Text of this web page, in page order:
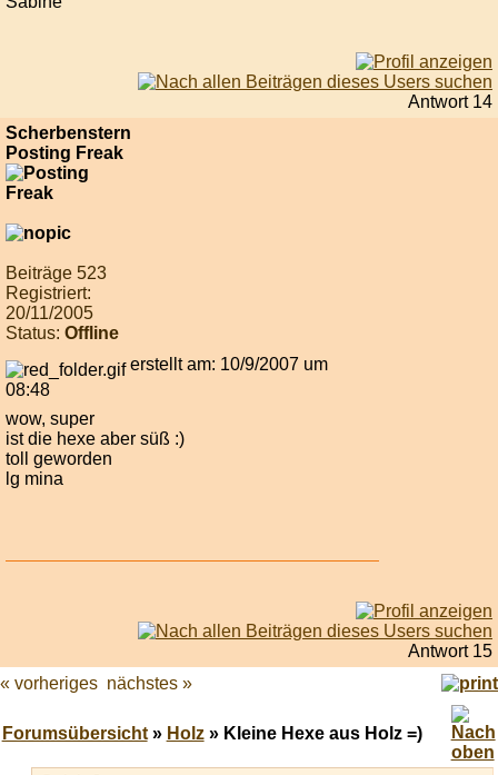
Antwort 14
Scherbenstern
Posting Freak
Beiträge 523
Registriert:
20/11/2005
Status: Offline
erstellt am: 10/9/2007 um
08:48
wow, super
ist die hexe aber süß :)
toll geworden
lg mina
Antwort 15
« vorheriges nächstes »
Forumsübersicht» Holz» Kleine Hexe aus Holz =)